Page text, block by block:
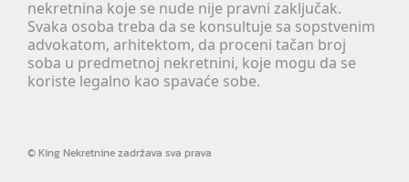
nekretnina koje se nude nije pravni zaključak.
Svaka osoba treba da se konsultuje sa sopstvenim
advokatom, arhitektom, da proceni tačan broj
soba u predmetnoj nekretnini, koje mogu da se
koriste legalno kao spavaće sobe.
©King Nekretninezadržava sva prava